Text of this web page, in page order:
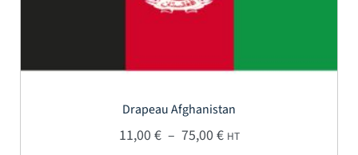
Drapeau Afghanistan
11,00€ – 75,00€Plage de prix : 11,00 €
HT